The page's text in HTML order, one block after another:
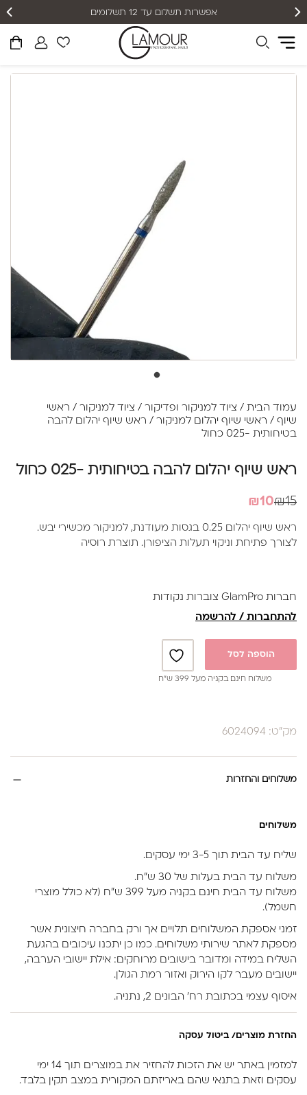
אפשרות תשלום עד 12 תשלומים
עמוד הבית / ציוד למניקור ופדיקור / ציוד למניקור / ראשי
שיוף / ראשי שיוף יהלום למניקור / ראש שיוף יהלום להבה
בטיחותית -025 כחול
ראש שיוף יהלום להבה בטיחותית -025 כחול
₪15
המחיר
היה:
₪10
המחיר
הוא:
ראש שיוף יהלום 0.25 בגסות מעודנת, למניקור מכשירי יבש.
לצורך פתיחת וניקוי תעלות הציפורן. תוצרת רוסיה
חברות GlamPro צוברות נקודות
להתחברות / להרשמה
הוספה לסל
משלוח חינם בקניה מעל 399 ש”ח
מק"ט: 6024094
משלוחים והחזרות
משלוחים
שליח עד הבית תוך 3-5 ימי עסקים.
משלוח עד הבית בעלות של 30 ש״ח.
משלוח עד הבית חינם בקניה מעל 399 ש״ח (לא כולל מוצרי
חשמל).
זמני אספקת המשלוחים תלויים אך ורק בחברה חיצונית אשר
מספקת לאתר שירותי משלוחים. כמו כן יתכנו עיכובים בהגעת
השליח במידה ומדובר בישובים מרוחקים: אילת יישובי הערבה,
יישובים מעבר לקו הירוק ואזור רמת הגולן.
איסוף עצמי בכתובת רח’ הבונים 2, נתניה.
החזרת מוצרים/ ביטול עסקה
למזמין באתר יש את הזכות להחזיר את במוצרים תוך 14 ימי
עסקים וזאת בתנאי שהם באריזתם המקורית במצב תקין בלבד.